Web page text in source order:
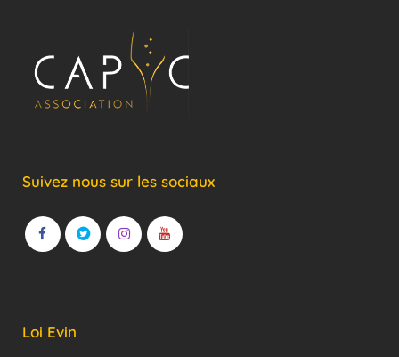
Suivez nous sur les sociaux
Loi Evin